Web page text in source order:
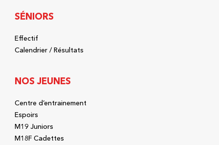
SÉNIORS
Effectif
Calendrier / Résultats
NOS JEUNES
Centre d’entrainement
Espoirs
M19 Juniors
M18F Cadettes